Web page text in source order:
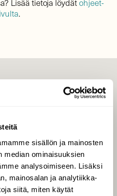
sisällön ja mainosten
median ominaisuuksien
analysoimiseen. Lisäksi
mainosalan ja analytiikka-
siitä, miten käytät
Lisää tietoja löydätohjeet-
.
Tilaa digilukuoikeus
Äänestä parasta juttua
Tilaa uutiskirje